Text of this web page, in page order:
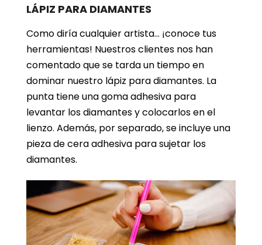
LÁPIZ PARA DIAMANTES
Como diría cualquier artista… ¡conoce tus
herramientas! Nuestros clientes nos han
comentado que se tarda un tiempo en
dominar nuestro lápiz para diamantes. La
punta tiene una goma adhesiva para
levantar los diamantes y colocarlos en el
lienzo. Además, por separado, se incluye una
pieza de cera adhesiva para sujetar los
diamantes.